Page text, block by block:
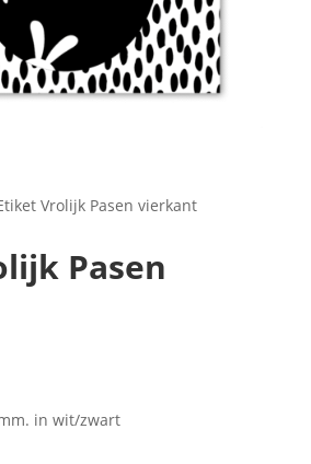
Vrolijk Pasen vierkant
Pasen
in wit/zwart